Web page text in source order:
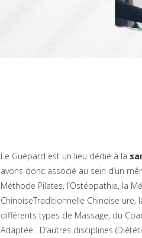
Le Guépard est un lieu dédié à la
avons donc associé au sein d’un
Méthode Pilates, l’Ostéopathie, la
ChinoiseTraditionnelle Chinoise ure,
différents types de Massage, du
Adaptée . D’autres disciplines (